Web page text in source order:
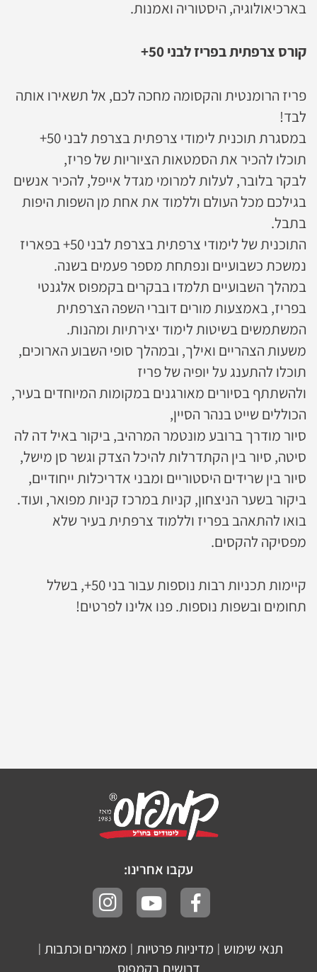
בארכיאולוגיה, היסטוריה ואמנות.
קורס צרפתית בפריז לבני 50+
פריז הרומנטית והקסומה מחכה לכם, אל תשאירו אותה
לבד!
במסגרת תוכנית לימודי צרפתית בצרפת לבני 50+
תוכלו להכיר את הסמטאות הציוריות של פריז,
לבקר בלובר, לעלות למרומי מגדל אייפל, להכיר אנשים
בגילכם מכל העולם וללמוד את אחת מן השפות היפות
בתבל.
התוכנית של לימודי צרפתית בצרפת לבני 50+ בפאריז
נמשכת כשבועיים ונפתחת מספר פעמים בשנה.
במהלך השבועיים תלמדו בבקרים בקמפוס אלגנטי
בפריז, באמצעות מורים דוברי השפה הצרפתית
המשתמשים בשיטות לימוד יצירתיות ומהנות.
משעות הצהריים ואילך, ובמהלך סופי השבוע הארוכים,
תוכלו להתענג על יופיה של פריז
ולהשתתף בסיורים מאורגנים במקומות המיוחדים בעיר,
הכוללים שייט בנהר הסיין,
סיור מודרך ברובע מונטמר המרהיב, ביקור באיל דה לה
סיטה, סיור בין הקתדרלות להיכל הצדק וגשר סן מישל,
סיור בין שרידים היסטוריים ומבני אדריכלות ייחודיים,
ביקור בשער הניצחון, קניות במרכז קניות מפואר, ועוד.
בואו להתאהב בפריז וללמוד צרפתית בעיר שלא
מפסיקה להקסים.
קיימות תכניות רבות נוספות עבור בני 50+, בשלל
תחומים ובשפות נוספות. פנו אלינו לפרטים!
עקבו אחרינו:
תנאי שימוש | מדיניות פרטיות | מאמרים וכתבות |